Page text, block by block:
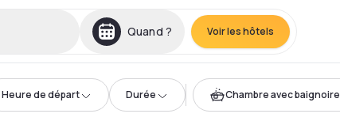
Quand ? Voir les hôtels
Heure de départ Durée Chambre avec baignoire